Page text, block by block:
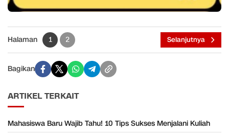
Halaman 1 2 Selanjutnya
Bagikan
ARTIKEL TERKAIT
Mahasiswa Baru Wajib Tahu! 10 Tips Sukses Menjalani Kuliah